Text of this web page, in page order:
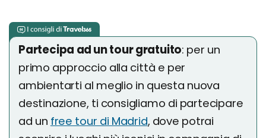
Partecipa ad un tour gratuito: per un
primo approccio alla città e per
ambientarti al meglio in questa nuova
destinazione, ti consigliamo di partecipare
ad un free tour di Madrid, dove potrai